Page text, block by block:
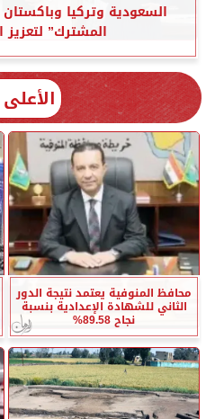
السعودية وتركيا
المشترك” لتعزيز
محافظ المنوفية يعتمد نتيجة الدور
الثاني للشهادة الإعدادية بنسبة
نجاح 89.58%